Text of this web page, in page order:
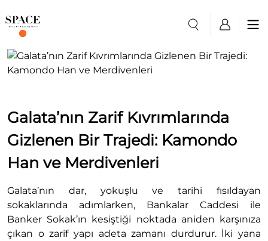
Galata’nın Zarif Kıvrımlarında
Gizlenen Bir Trajedi: Kamondo
Han ve Merdivenleri
Galata’nın dar, yokuşlu ve tarihi fısıldayan
sokaklarında adımlarken, Bankalar Caddesi ile
Banker Sokak’ın kesiştiği noktada aniden karşınıza
çıkan o zarif yapı adeta zamanı durdurur. İki yana